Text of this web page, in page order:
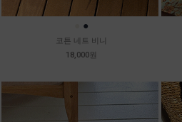
●
코튼 네트 비니
18,000원